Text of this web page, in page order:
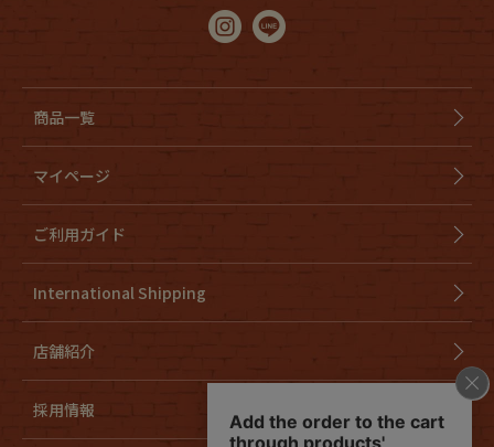
商品一覧
マイページ
ご利用ガイド
International Shipping
店舗紹介
採用情報